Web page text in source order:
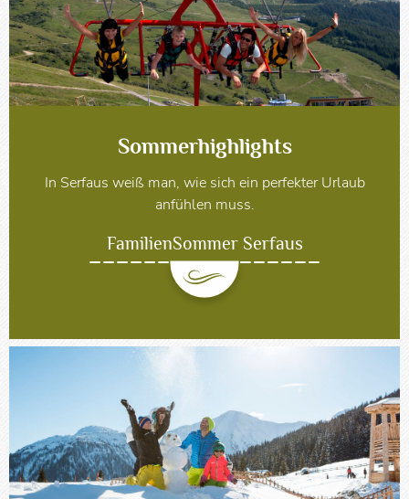
Sommerhighlights
In Serfaus weiß man, wie sich ein perfekter Urlaub
anfühlen muss.
FamilienSommer Serfaus